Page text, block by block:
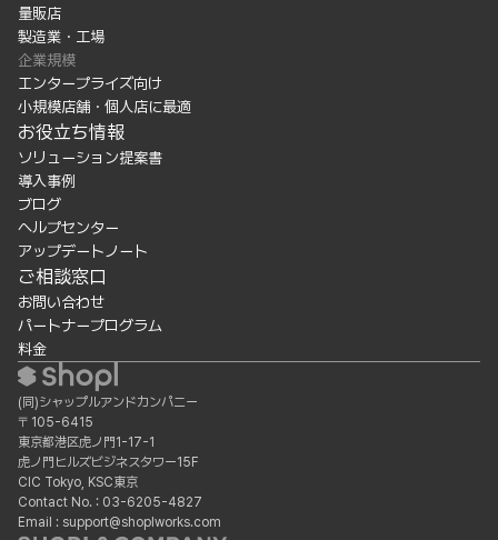
量販店
製造業・工場
企業規模
エンタープライズ向け
小規模店舗・個人店に最適
お役立ち情報
ソリューション提案書
導入事例
ブログ
ヘルプセンター
アップデートノート
ご相談窓口
お問い合わせ
パートナープログラム
料金
(同)シャップルアンドカンパニー
〒105-6415
東京都港区虎ノ門1-17-1
虎ノ門ヒルズビジネスタワー15F
CIC Tokyo, KSC東京
Contact No. : 03-6205-4827
Email : support@shoplworks.com